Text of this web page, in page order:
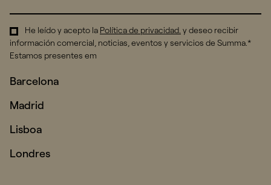
He leído y acepto la Política de privacidad. y deseo recibir
información comercial, noticias, eventos y servicios de Summa.*
Estamos presentes em
Barcelona
Madrid
Lisboa
Londres